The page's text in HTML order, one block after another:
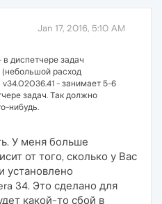
Jan 17, 2016, 5:10 AM
в диспетчере задач
(небольшой расход
v34.02036.41 - занимает 5-6
задач. Так должно
нибудь.
У меня больше
от того, сколько у Вас
установлено
34. Это сделано для
какой-то сбой в